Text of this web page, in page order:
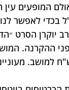
המופעים עין
בכדי לאפשר
הסרט
ההקרנה.
ארגונים ופרטיים במחיר